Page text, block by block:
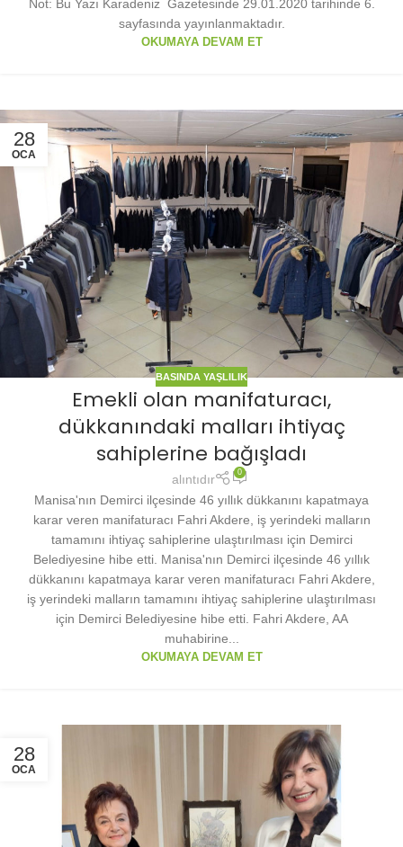
Not: Bu Yazı Karadeniz Gazetesinde 29.01.2020 tarihinde 6.
sayfasında yayınlanmaktadır.
OKUMAYA DEVAM ET
28
OCA
BASINDA YAŞLILIK
Emekli olan manifaturacı,
dükkanındaki malları ihtiyaç
sahiplerine bağışladı
alıntıdır 0
Manisa'nın Demirci ilçesinde 46 yıllık dükkanını kapatmaya
karar veren manifaturacı Fahri Akdere, iş yerindeki malların
tamamını ihtiyaç sahiplerine ulaştırılması için Demirci
Belediyesine hibe etti. Manisa'nın Demirci ilçesinde 46 yıllık
dükkanını kapatmaya karar veren manifaturacı Fahri Akdere,
iş yerindeki malların tamamını ihtiyaç sahiplerine ulaştırılması
için Demirci Belediyesine hibe etti. Fahri Akdere, AA
muhabirine...
OKUMAYA DEVAM ET
28
OCA